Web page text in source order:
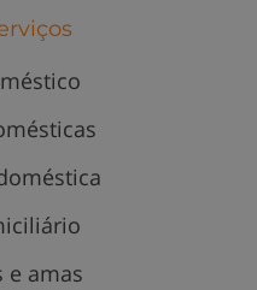
e amas